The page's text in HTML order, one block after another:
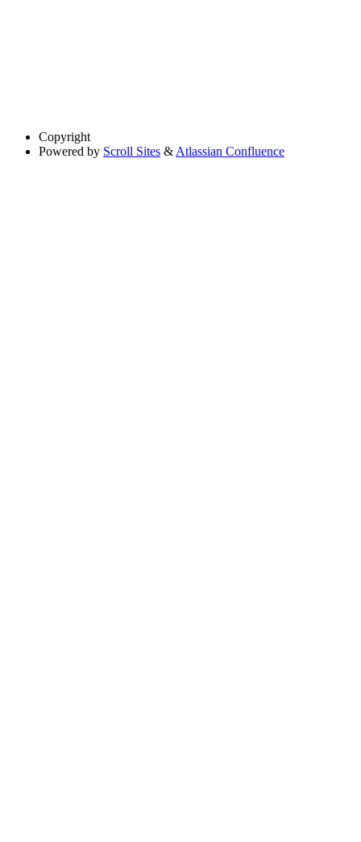
Copyright
Powered by Scroll Sites & Atlassian Confluence